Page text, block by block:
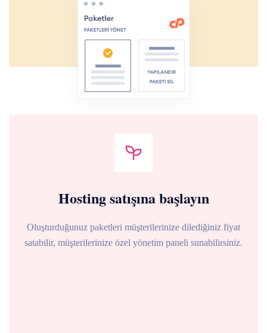
Hosting satışına başlayın
Oluşturduğunuz paketleri müşterilerinize dilediğiniz fiyat
satabilir, müşterilerinize özel yönetim paneli sunabilirsiniz.